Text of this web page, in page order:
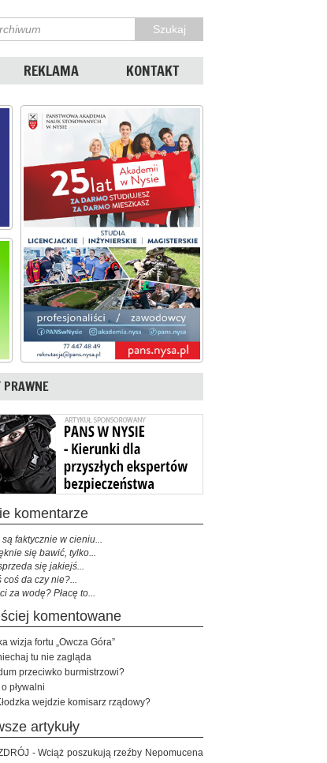
REKLAMA KONTAKT
PRAWNE
komentarze
faktycznie w cieniu...
się bawić, tylko...
się jakiejś...
coś da czy nie?...
za wodę? Płacę to...
komentowane
wizja fortu „Owcza Góra”
tu nie zagląda
przeciwko burmistrzowi?
pływalni
wejdzie komisarz rządowy?
artykuły
- Wciąż poszukują rzeźby Nepomucena